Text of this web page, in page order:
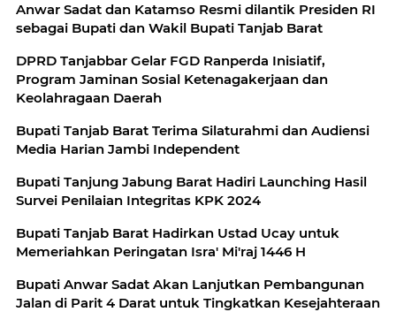
Anwar Sadat dan Katamso Resmi dilantik Presiden RI
sebagai Bupati dan Wakil Bupati Tanjab Barat
DPRD Tanjabbar Gelar FGD Ranperda Inisiatif,
Program Jaminan Sosial Ketenagakerjaan dan
Keolahragaan Daerah
Bupati Tanjab Barat Terima Silaturahmi dan Audiensi
Media Harian Jambi Independent
Bupati Tanjung Jabung Barat Hadiri Launching Hasil
Survei Penilaian Integritas KPK 2024
Bupati Tanjab Barat Hadirkan Ustad Ucay untuk
Memeriahkan Peringatan Isra' Mi'raj 1446 H
Bupati Anwar Sadat Akan Lanjutkan Pembangunan
Jalan di Parit 4 Darat untuk Tingkatkan Kesejahteraan